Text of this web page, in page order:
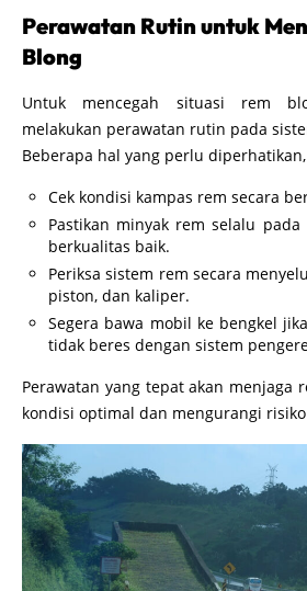
Perawatan Rutin untuk
Blong
Untuk mencegah situasi rem
melakukan perawatan rutin pada
Beberapa hal yang perlu
Cek kondisi kampas rem secara
Pastikan minyak rem selalu
berkualitas baik.
Periksa sistem rem secara
piston, dan kaliper.
Segera bawa mobil ke bengkel
tidak beres dengan sistem
Perawatan yang tepat akan menjaga
kondisi optimal dan mengurangi